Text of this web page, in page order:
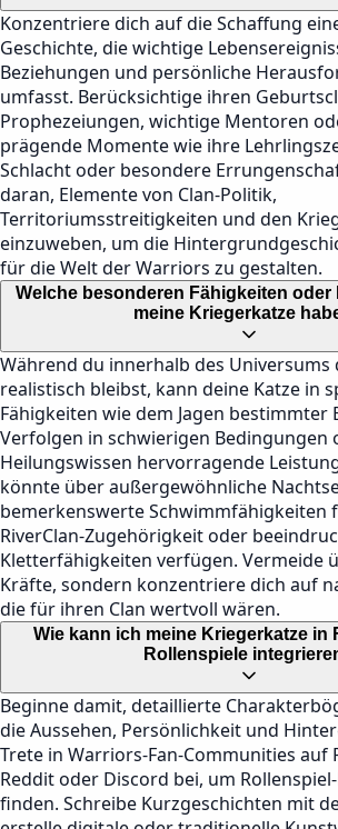
Konzentriere dich auf die Schaffung
Geschichte, die wichtige
Beziehungen und persönliche
umfasst. Berücksichtige ihren
Prophezeiungen, wichtige Mentoren
prägende Momente wie ihre
Schlacht oder besondere
daran, Elemente von Clan-Politik,
Territoriumsstreitigkeiten und den
einzuweben, um die
für die Welt der Warriors zu gestalten.
Welche besonderen Fähigkeiten oder
meine Kriegerkatze
Während du innerhalb des Universums
realistisch bleibst, kann deine Katze in
Fähigkeiten wie dem Jagen bestimmter
Verfolgen in schwierigen Bedingungen
Heilungswissen hervorragende
könnte über außergewöhnliche
bemerkenswerte Schwimmfähigkeiten
RiverClan-Zugehörigkeit oder
Kletterfähigkeiten verfügen. Vermeide
Kräfte, sondern konzentriere dich auf
die für ihren Clan wertvoll wären.
Wie kann ich meine Kriegerkatze in
Rollenspiele
Beginne damit, detaillierte
die Aussehen, Persönlichkeit und
Trete in Warriors-Fan-Communities
Reddit oder Discord bei, um
finden. Schreibe Kurzgeschichten mit